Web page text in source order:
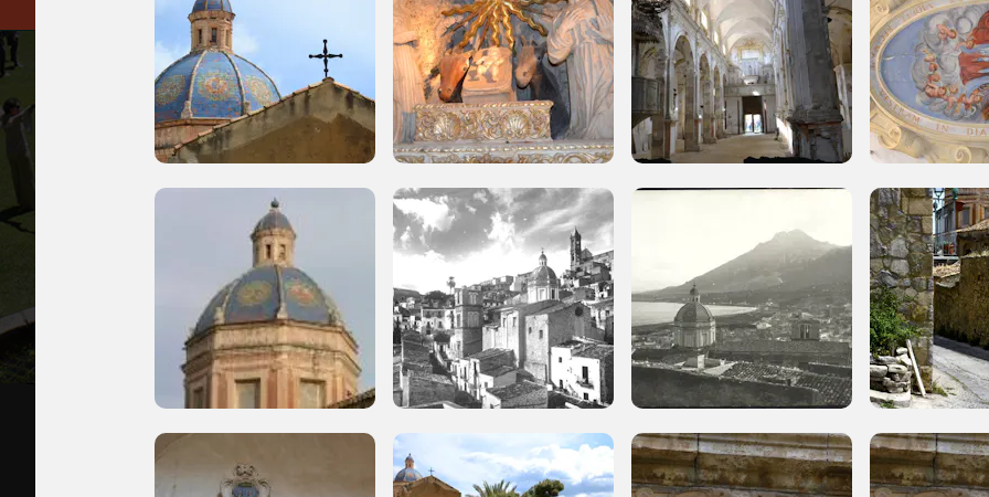
Tutto questo non sarebbe possibile
Tel. 02 4676151 - Fax 02 48193631
P.I.: 04358650150 - C.F.: 80102030154 - PEC:
80102030154ri@legalmail.it
dell'arte, della natura e del paesaggio italiani.
Riconosciuta con DPR 941 del 3.12.1975 - Iscritta al